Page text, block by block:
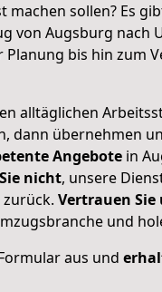
machen sollen? Es
von Augsburg nach
Planung bis hin zum
alltäglichen
dann übernehmen
Angebote in
nicht, unsere
zurück. Vertrauen Sie
und
aus und